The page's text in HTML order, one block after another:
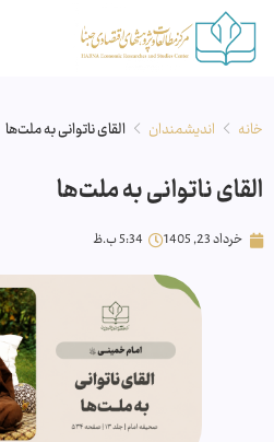
خانه اندیشمندان القای ناتوانی به ملت‌ها
القای ناتوانی به ملت‌ها
خرداد 23, 1405 5:34 ب.ظ